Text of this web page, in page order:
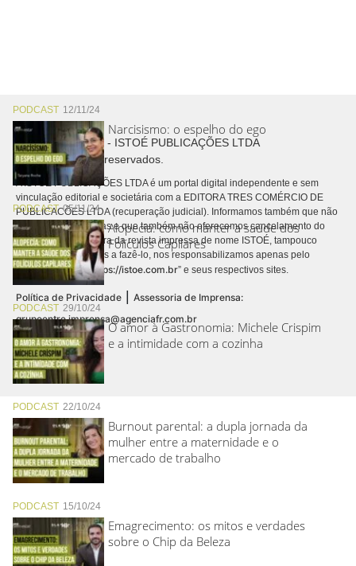
PODCAST 12/11/24
Narcisismo: o espelho do ego
PODCAST05/11/24
Alopecia: como manter a saúde dos
Folículos Capilares
PODCAST 29/10/24
O amor à Gastronomia: Michele Crispim
e a intimidade com a cozinha
PODCAST 22/10/24
Burnout parental: a dupla jornada da
mulher entre a maternidade e o
mercado de trabalho
PODCAST 15/10/24
Emagrecimento: os mitos e verdades
sobre o Chip da Beleza
Copyright © 2026 - ISTOÉ PUBLICAÇÕES LTDA
Todos os direitos reservados.
A ISTOÉ PUBLICAÇÕES LTDA é um portal digital independente e sem
vinculação editorial e societária com a EDITORA TRES COMÉRCIO DE
PUBLICACÕES LTDA (recuperação judicial). Informamos também que não
realizamos cobranças e que também não oferecemos cancelamento do
contrato de assinatura da revista impressa de nome ISTOÉ, tampouco
autorizamos terceiros a fazê-lo, nos responsabilizamos apenas pelo
conteúdo digital “https://istoe.com.br” e seus respectivos sites.
Política de Privacidade | Assessoria de Imprensa:
grupoentre.imprensa@agenciafr.com.br